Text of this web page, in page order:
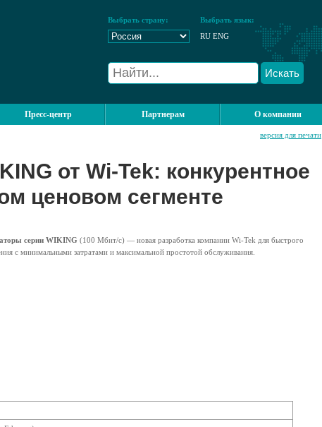
Выбрать страну:
Выбрать язык:
RU ENG
Искать
Пресс-центр Партнерам О компании
версия для печати
от Wi-Tek: конкурентное
ценовом сегменте
серии WIKING (100 Мбит/с) — новая разработка компании Wi-Tek для быстрого
с минимальными затратами и максимальной простотой обслуживания.